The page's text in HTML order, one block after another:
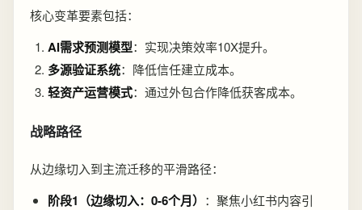
核心变革要素包括：
AI需求预测模型：实现决策效率10X提升。
多源验证系统：降低信任建立成本。
轻资产运营模式：通过外包合作降低获客成本。
战略路径
从边缘切入到主流迁移的平滑路径：
阶段1（边缘切入：0-6个月） ：聚焦小红书内容引